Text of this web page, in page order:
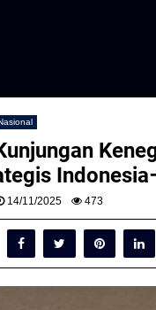
14/11/2025 473